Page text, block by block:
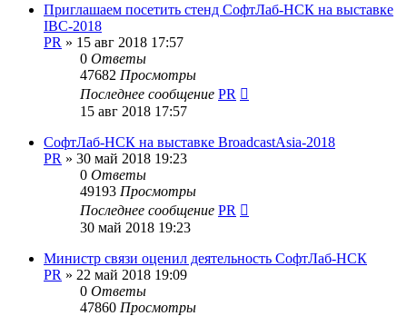
Приглашаем посетить стенд СофтЛаб-НСК на выставке
IBC-2018
PR » 15 авг 2018 17:57
0 Ответы
47682 Просмотры
Последнее сообщение PR
15 авг 2018 17:57
СофтЛаб-НСК на выставке BroadcastAsia-2018
PR » 30 май 2018 19:23
0 Ответы
49193 Просмотры
Последнее сообщение PR
30 май 2018 19:23
Министр связи оценил деятельность СофтЛаб-НСК
PR » 22 май 2018 19:09
0 Ответы
47860 Просмотры